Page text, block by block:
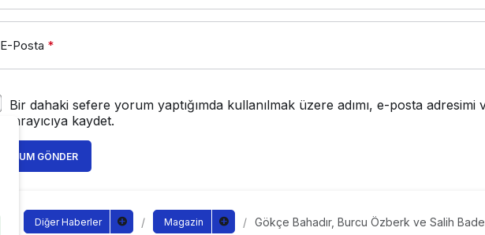
E-Posta *
Bir dahaki sefere yorum yaptığımda kullanılmak üzere adımı, e-posta
tarayıcıya kaydet.
YORUM GÖNDER
Diğer Haberler Magazin
Gökçe Bahadır, Burcu Özberk ve Salih